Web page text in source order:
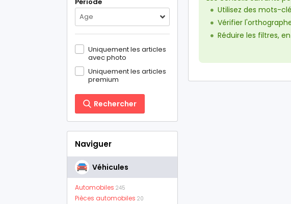
Age
Uniquement les articles
avec photo
Uniquement les articles
premium
Rechercher
Naviguer
Véhicules
Automobiles 245
Pièces automobiles 20
Utilisez des mots-
Vérifier
Réduire les filtres,